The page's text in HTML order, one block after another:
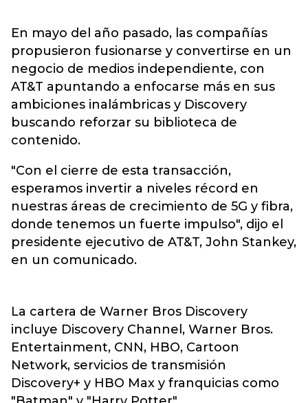
En mayo del año pasado, las compañías
propusieron fusionarse y convertirse en un
negocio de medios independiente, con
AT&T apuntando a enfocarse más en sus
ambiciones inalámbricas y Discovery
buscando reforzar su biblioteca de
contenido.
"Con el cierre de esta transacción,
esperamos invertir a niveles récord en
nuestras áreas de crecimiento de 5G y fibra,
donde tenemos un fuerte impulso", dijo el
presidente ejecutivo de AT&T, John Stankey,
en un comunicado.
La cartera de Warner Bros Discovery
incluye Discovery Channel, Warner Bros.
Entertainment, CNN, HBO, Cartoon
Network, servicios de transmisión
Discovery+ y HBO Max y franquicias como